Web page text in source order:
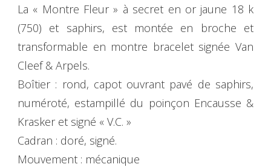
La « Montre Fleur » à secret en or jaune 18 k
(750) et saphirs, est montée en broche et
transformable en montre bracelet signée Van
Cleef & Arpels.
Boîtier : rond, capot ouvrant pavé de saphirs,
numéroté, estampillé du poinçon Encausse &
Krasker et signé « V.C. »
Cadran : doré, signé.
Mouvement : mécanique